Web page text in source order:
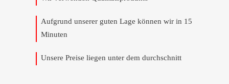
Aufgrund unserer guten Lage können wir in 15
Minuten
Unsere Preise liegen unter dem durchschnitt